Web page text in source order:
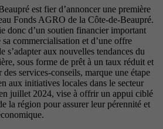
est fier d’annoncer une première
Fonds AGRO de la Côte-de-Beaupré.
donc d’un soutien financier important
commercialisation et d’une offre
s’adapter aux nouvelles tendances du
sous forme de prêt à un taux réduit et
services-conseils, marque une étape
aux initiatives locales dans le secteur
juillet 2024, vise à offrir un appui ciblé
la région pour assurer leur pérennité et